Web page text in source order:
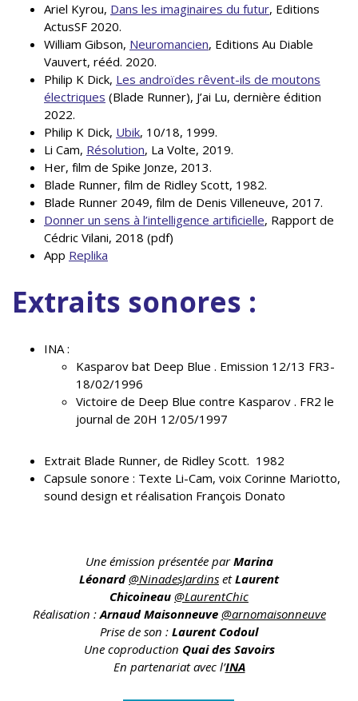
Ariel Kyrou, Dans les imaginaires du futur, Editions
ActusSF 2020.
William Gibson, Neuromancien, Editions Au Diable
Vauvert, rééd. 2020.
Philip K Dick, Les androïdes rêvent-ils de moutons
électriques (Blade Runner), J’ai Lu, dernière édition
2022.
Philip K Dick, Ubik, 10/18, 1999.
Li Cam, Résolution, La Volte, 2019.
Her, film de Spike Jonze, 2013.
Blade Runner, film de Ridley Scott, 1982.
Blade Runner 2049, film de Denis Villeneuve, 2017.
Donner un sens à l’intelligence artificielle, Rapport de
Cédric Vilani, 2018 (pdf)
App Replika
Extraits sonores :
INA :
Kasparov bat Deep Blue . Emission 12/13 FR3-
18/02/1996
Victoire de Deep Blue contre Kasparov . FR2 le
journal de 20H 12/05/1997
Extrait Blade Runner, de Ridley Scott. 1982
Capsule sonore : Texte Li-Cam, voix Corinne Mariotto,
sound design et réalisation François Donato
Une émission présentée parMarina
Léonard @NinadesJardins etLaurent
Chicoineau @LaurentChic
Réalisation :Arnaud Maisonneuve @arnomaisonneuve
Prise de son : Laurent Codoul
Une coproduction Quai des Savoirs
En partenariat avec l’INA